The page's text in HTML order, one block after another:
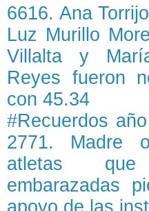
6616. Ana
Luz Murillo
Villalta y
Reyes fueron
con 45.34
#Recuerdos
2771. Madre
atletas
embarazadas